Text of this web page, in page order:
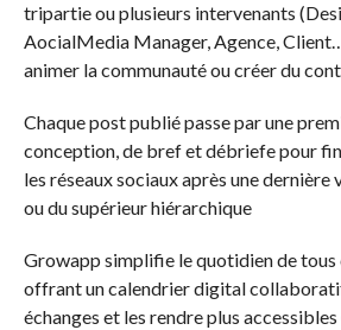
tripartie ou plusieurs intervenants
AocialMedia Manager, Agence,
animer la communauté ou créer du
Chaque post publié passe par une
conception, de bref et débriefe pour
les réseaux sociaux après une
ou du supérieur hiérarchique
Growapp simplifie le quotidien de tous
offrant un calendrier digital
échanges et les rendre plus